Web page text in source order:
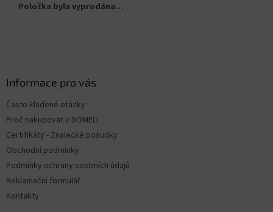
Položka byla vyprodána…
Informace pro vás
Často kladené otázky
Proč nakupovat v DOMELI
Certifikáty - Znalecké posudky
Obchodní podmínky
Podmínky ochrany osobních údajů
Reklamační formulář
Kontakty